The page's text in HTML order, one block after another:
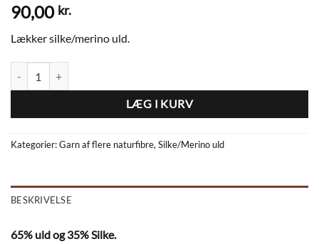
90,00 kr.
Lækker silke/merino uld.
LÆG I KURV
Kategorier:Garn af flere naturfibre, Silke/Merino uld
BESKRIVELSE
65% uld og 35% Silke.